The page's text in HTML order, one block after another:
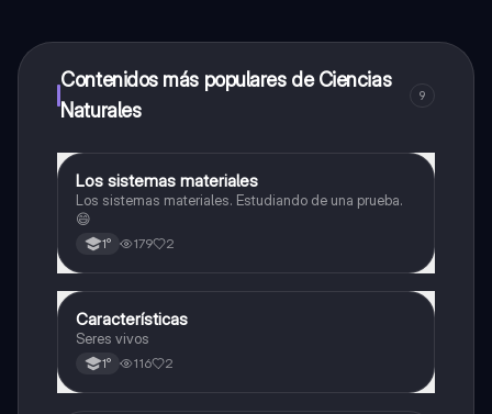
a determinadas funciones.
Contenidos más populares de Ciencias
Naturales
9
Ciencias Naturales
Los sistemas materiales
Los sistemas materiales. Estudiando de una prueba.
😄
1° 179 2
Ciencias Naturales
Características
Seres vivos
1° 116 2